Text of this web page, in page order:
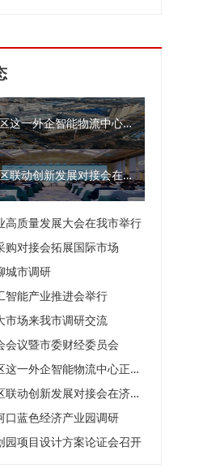
青岛经开区这一外企智能物流中心正加速建设
自贸试验区联动创新发展对接会在济南举办
高质量发展大会在我市举行
购对接会拓展国际市场
城市调研
智能产业推进会举行
市场来我市调研交流
会议暨市委财经委员会
青岛经开区这一外企智能物流中心正加速建设
自贸试验区联动创新发展对接会在济南举办
口蓝色经济产业园调研
园项目设计方案论证会召开